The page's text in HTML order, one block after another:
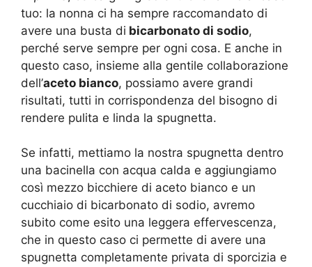
tuo: la nonna ci ha sempre raccomandato di
avere una busta di bicarbonato di sodio,
perché serve sempre per ogni cosa. E anche in
questo caso, insieme alla gentile collaborazione
dell’aceto bianco, possiamo avere grandi
risultati, tutti in corrispondenza del bisogno di
rendere pulita e linda la spugnetta.
Se infatti, mettiamo la nostra spugnetta dentro
una bacinella con acqua calda e aggiungiamo
così mezzo bicchiere di aceto bianco e un
cucchiaio di bicarbonato di sodio, avremo
subito come esito una leggera effervescenza,
che in questo caso ci permette di avere una
spugnetta completamente privata di sporcizia e